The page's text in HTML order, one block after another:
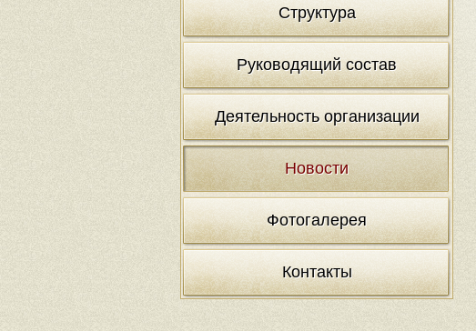
Структура
Руководящий состав
Деятельность организации
Новости
Фотогалерея
Контакты